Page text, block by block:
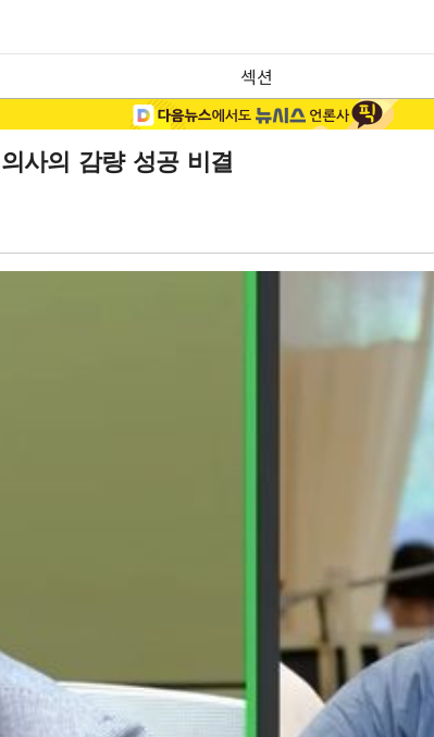
섹션
사의 감량 성공 비결